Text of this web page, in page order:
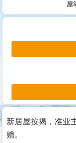
交
业
主
宅
谷
按
屋
新居屋按揭，准业
赠。